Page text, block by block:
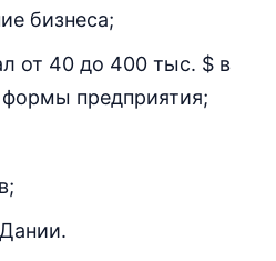
бизнеса;
от 40 до 400 тыс. $ в
предприятия;